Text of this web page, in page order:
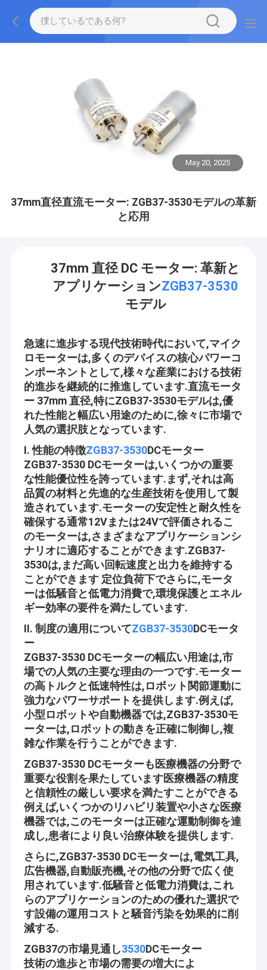
May 20, 2025
37mm直径直流モーター: ZGB37-3530モデルの革新
と応用
37mm 直径 DC モーター: 革新と
アプリケーションZGB37-3530
モデル
急速に進歩する現代技術時代において,マイク
ロモーターは,多くのデバイスの核心パワーコ
ンポーネントとして,様々な産業における技術
的進歩を継続的に推進しています.直流モータ
ー 37mm 直径,特にZGB37-3530モデルは,優
れた性能と幅広い用途のために,徐々に市場で
人気の選択肢となっています.
I. 性能の特徴ZGB37-3530DCモーター
ZGB37-3530 DCモーターは,いくつかの重要
な性能優位性を誇っています.まず,それは高
品質の材料と先進的な生産技術を使用して製
造されています.モーターの安定性と耐久性を
確保する通常12Vまたは24Vで評価されるこ
のモーターは,さまざまなアプリケーションシ
ナリオに適応することができます.ZGB37-
3530は,まだ高い回転速度と出力を維持する
ことができます 定位負荷下でさらに,モータ
ーは低騒音と低電力消費で,環境保護とエネル
ギー効率の要件を満たしています.
II. 制度の適用についてZGB37-3530DCモータ
ー
ZGB37-3530 DCモーターの幅広い用途は,市
場での人気の主要な理由の一つです.モーター
の高トルクと低速特性は,ロボット関節運動に
強力なパワーサポートを提供します.例えば,
小型ロボットや自動機器では,ZGB37-3530モ
ーターは,ロボットの動きを正確に制御し,複
雑な作業を行うことができます.
ZGB37-3530 DCモーターも医療機器の分野で
重要な役割を果たしています医療機器の精度
と信頼性の厳しい要求を満たすことができる
例えば,いくつかのリハビリ装置や小さな医療
機器では,このモーターは正確な運動制御を達
成し,患者により良い治療体験を提供します.
さらに,ZGB37-3530 DCモーターは,電気工具,
広告機器,自動販売機,その他の分野で広く使
用されています.低騒音と低電力消費は,これ
らのアプリケーションのための優れた選択で
す設備の運用コストと騒音汚染を効果的に削
減する.
ZGB37の市場見通し3530DCモーター
技術の進歩と市場の需要の増大によ